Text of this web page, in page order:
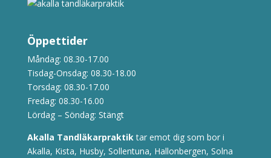
Öppettider
Måndag: 08.30-17.00
Tisdag-Onsdag: 08.30-18.00
Torsdag: 08.30-17.00
Fredag: 08.30-16.00
Lördag – Söndag: Stängt
Akalla Tandläkarpraktiktar emot dig som bor i
Akalla, Kista, Husby, Sollentuna, Hallonbergen, Solna